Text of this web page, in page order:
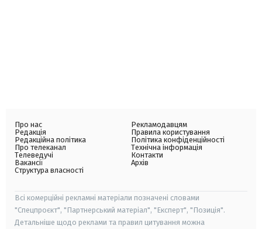
Про нас
Редакція
Редакційна політика
Про телеканал
Телеведучі
Вакансії
Структура власності
Рекламодавцям
Правила користування
Політика конфіденційності
Технічна інформація
Контакти
Архів
Всі комерційні рекламні матеріали позначені словами
"Спецпроєкт", "Партнерський матеріал", "Експерт", "Позиція".
Детальніше щодо реклами та правил цитування можна